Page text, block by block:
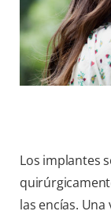
Los implantes
las encías.